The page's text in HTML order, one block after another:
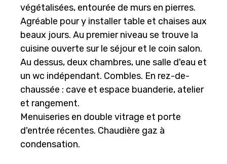
végétalisées, entourée de murs en pierres.
Agréable pour y installer table et chaises aux
beaux jours. Au premier niveau se trouve la
cuisine ouverte sur le séjour et le coin salon.
Au dessus, deux chambres, une salle d'eau et
un wc indépendant. Combles. En rez-de-
chaussée : cave et espace buanderie, atelier
et rangement.
Menuiseries en double vitrage et porte
d'entrée récentes. Chaudière gaz à
condensation.